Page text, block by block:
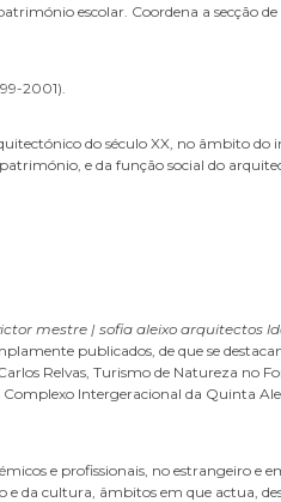
escolar. Coordena a secção de
2001).
do século XX, no âmbito
e da função social do
mestre | sofia aleixo arquitectos
publicados, de que se
Relvas, Turismo de Natureza no
Intergeracional da Quinta
e profissionais, no estrangeiro
da cultura, âmbitos em que actua,